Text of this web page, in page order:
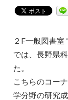
２F一般図書室
では、長野県
た。
こちらのコー
学分野の研究